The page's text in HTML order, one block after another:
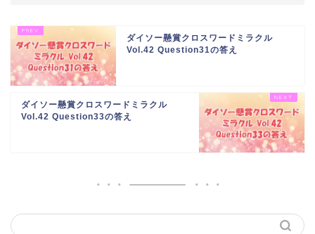
ダイソー懸賞クロスワードミラクル
Vol.42 Question31の答え
ダイソー懸賞クロスワードミラクル
Vol.42 Question33の答え